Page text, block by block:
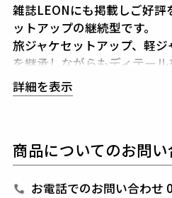
雑誌LEONにも掲載しご好
ットアップの継続型です。
旅ジャケセットアップ、軽
を継承しながらもディテール
一枚仕立で軽く仕上げました。
共生地で作られた専用ポーチ
ポーチと一緒に同封しており
生産国：日本
詳細を表示
商品についてのお問い
お電話でのお問い合わせ